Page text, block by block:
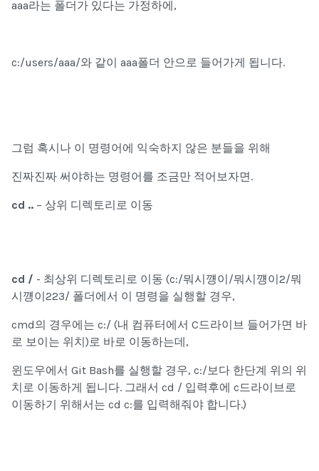
aaa라는 폴더가 있다는 가정하에,
c:/users/aaa/와 같이 aaa폴더 안으로 들어가게 됩니다.
그럼 혹시나 이 명령어에 익숙하지 않은 분들을 위해
진짜진짜 써야하는 명령어를 조금만 적어보자면.
cd .. – 상위 디렉토리로 이동
cd / - 최상위 디렉토리로 이동 (c:/뭐시꺵이/뭐시꺵이2/뭐
시꺵이223/ 폴더에서 이 명령을 실행할 경우,
cmd의 경우에는 c:/ (내 컴퓨터에서 C드라이브 들어가면 바
로 보이는 위치)로 바로 이동하는데,
윈도우에서 Git Bash를 실행할 경우, c:/보다 한단계 위의 위
치 로 이동하게 됩니다. 그래서 cd / 입력후에 c드라이브로
이동하기 위해 서는 cd c:를 입력해줘야 합니다.)